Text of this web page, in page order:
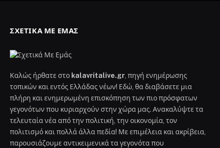
ΣΧΕΤΙΚΆ ΜΕ ΕΜΆΣ
Καλώς ήρθατε στο kalavritalive.gr , πηγή ενημέρωσης
τοπικών και εντός Ελλάδας νέων! Εδώ, θα διαβάσετε μια
πλήρη και ενημερωμένη επισκόπηση των πιο πρόσφατων
γεγονότων που κυριαρχούν στην χώρα μας. Ανακαλύψτε τα
τελευταία νέα από την πολιτική, την οικονομία, τον
πολιτισμό και πολλά άλλα πεδία! Με επιμέλεια και ακρίβεια,
παρουσιάζουμε αντικειμενικά τα γεγονότα που